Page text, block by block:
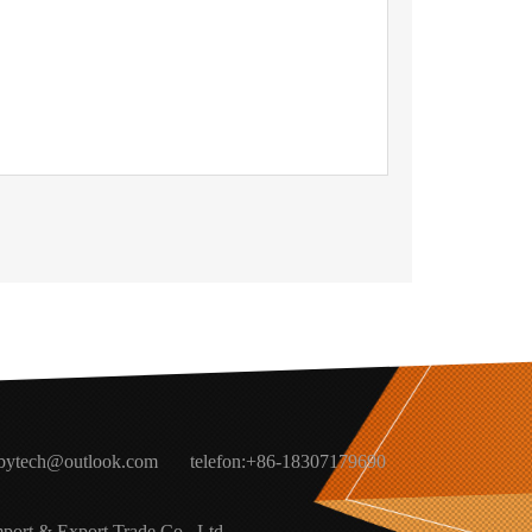
telefon:+86-18307179690